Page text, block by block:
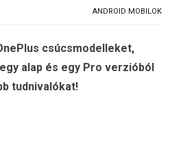
ANDROID MOBILOK
csúcsmodelleket,
alap és egy Pro verzióból
tudnivalókat!